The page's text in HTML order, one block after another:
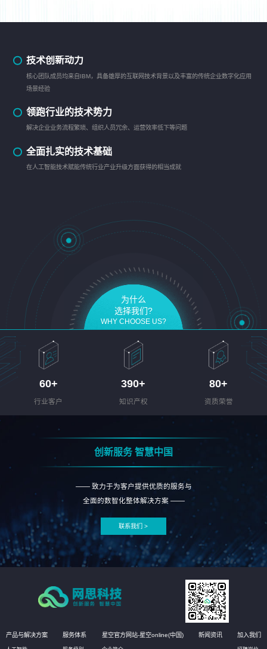
技术创新动力
核心团队成员均来自IBM，具备雄厚的互联网技术背景以及丰富的传统企业数字化应用
场景经验
领跑行业的技术势力
解决企业业务流程繁琐、组织人员冗余、运营效率低下等问题
全面扎实的技术基础
在人工智能技术赋能传统行业产业升级方面获得的相当成就
为什么
选择我们?
WHY CHOOSE US?
60+
行业客户
390+
知识产权
80+
资质荣誉
创新服务 智慧中国
—— 致力于为客户提供优质的服务与
全面的数智化整体解决方案 ——
联系我们 >
产品与解决方案 服务体系 星空官方网站-星空online(中国) 新闻资讯 加入我们